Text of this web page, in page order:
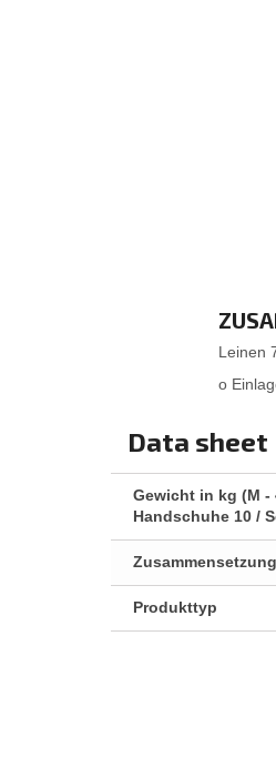
Leinen
o
Data sheet
Gewicht in kg (M -
Handschuhe 10 /
Produkttyp